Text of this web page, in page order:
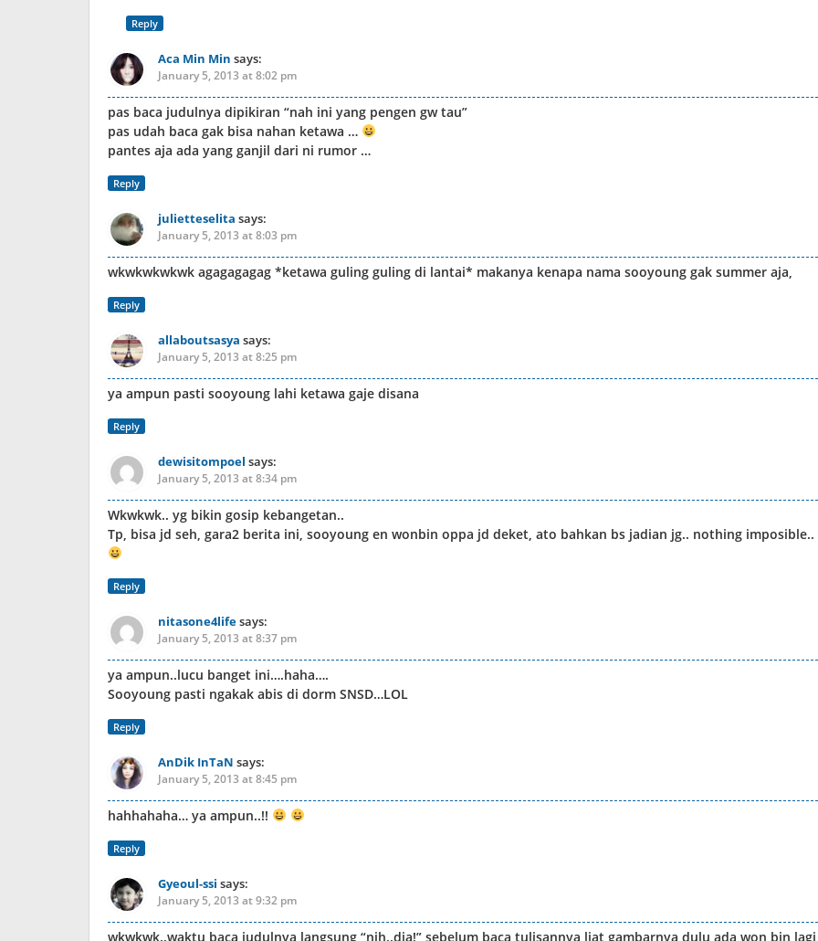
Reply
Aca Min Min says:
January 5, 2013 at 8:02 pm
pas baca judulnya dipikiran “nah ini yang pengen gw tau”
pas udah baca gak bisa nahan ketawa …
pantes aja ada yang ganjil dari ni rumor …
Reply
julietteselita says:
January 5, 2013 at 8:03 pm
wkwkwkwkwk agagagagag *ketawa guling guling di lantai* makanya kenapa nama sooyoung gak summer aja,
Reply
allaboutsasya says:
January 5, 2013 at 8:25 pm
ya ampun pasti sooyoung lahi ketawa gaje disana
Reply
dewisitompoel says:
January 5, 2013 at 8:34 pm
Wkwkwk.. yg bikin gosip kebangetan..
Tp, bisa jd seh, gara2 berita ini, sooyoung en wonbin oppa jd deket, ato bahkan bs jadian jg.. nothing imposible..
Reply
nitasone4lifesays:
January 5, 2013 at 8:37 pm
ya ampun..lucu banget ini….haha….
Sooyoung pasti ngakak abis di dorm SNSD…LOL
Reply
AnDik InTaN says:
January 5, 2013 at 8:45 pm
hahhahaha… ya ampun..!!
Reply
Gyeoul-ssi says:
January 5, 2013 at 9:32 pm
wkwkwk..waktu baca judulnya langsung “nih..dia!” sebelum baca tulisannya liat gambarnya dulu ada won bin lagi